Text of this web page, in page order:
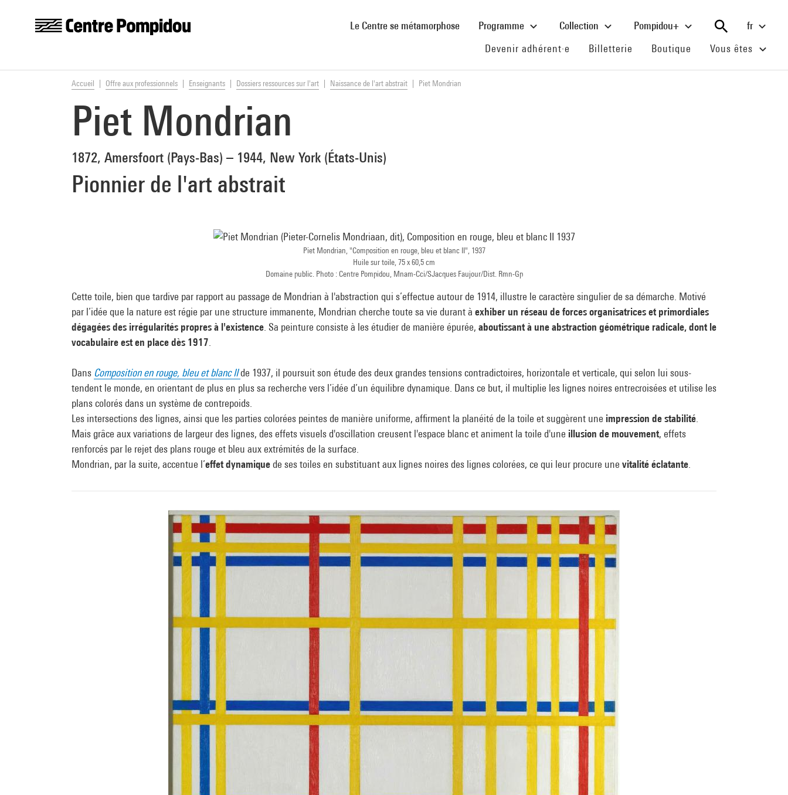
Aller au contenu principal
Le Centre se métamorphose(current)Programme Collection Pompidou+
fr
Devenir adhérent·e (current)
Billetterie (current)
Boutique (current)
Vous êtes
Vous êtes ici:
Accueil Offre aux professionnels Enseignants Dossiers ressources sur l'art Naissance de l'art abstrait Piet Mondrian
Piet Mondrian
1872, Amersfoort (Pays-Bas) – 1944, New York (États-Unis)
Pionnier de l'art abstrait
Piet Mondrian, "Composition en rouge, bleu et blanc II", 1937
Huile sur toile, 75 x 60,5 cm
Domaine public. Photo : Centre Pompidou, Mnam-Cci/SJacques Faujour/Dist. Rmn-Gp
Cette toile, bien que tardive par rapport au passage de Mondrian à l'abstraction qui s’effectue autour de 1914, illustre le caractère singulier de sa démarche. Motivé
par l’idée que la nature est régie par une structure immanente, Mondrian cherche toute sa vie durant à exhiber un réseau de forces organisatrices et primordiales
dégagées des irrégularités propres à l'existence . Sa peinture consiste à les étudier de manière épurée, aboutissant à une abstraction géométrique radicale, dont le
vocabulaire est en place dès 1917
Dans Composition en rouge, bleu et blanc IIde 1937, il poursuit son étude des deux grandes tensions contradictoires, horizontale et verticale, qui selon lui sous-
tendent le monde, en orientant de plus en plus sa recherche vers l’idée d’un équilibre dynamique. Dans ce but, il multiplie les lignes noires entrecroisées et utilise les
plans colorés dans un système de contrepoids.
Les intersections des lignes, ainsi que les parties colorées peintes de manière uniforme, affirment la planéité de la toile et suggèrent une impression de stabilité
Mais grâce aux variations de largeur des lignes, des effets visuels d'oscillation creusent l'espace blanc et animent la toile d'une illusion de mouvement, effets
renforcés par le rejet des plans rouge et bleu aux extrémités de la surface.
Mondrian, par la suite, accentue l’effet dynamiquede ses toiles en substituant aux lignes noires des lignes colorées, ce qui leur procure une vitalité éclatante